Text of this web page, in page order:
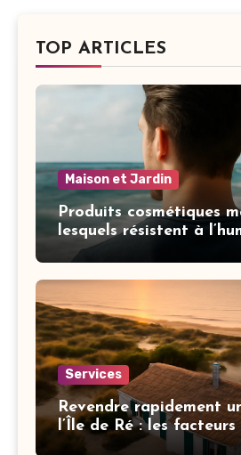
TOP ARTICLES
Maison et Jardin
Produits cosmétiques
lesquels résistent à
insulaire
Services
Revendre rapidement
l’Île de Ré : les facteurs
déterminants